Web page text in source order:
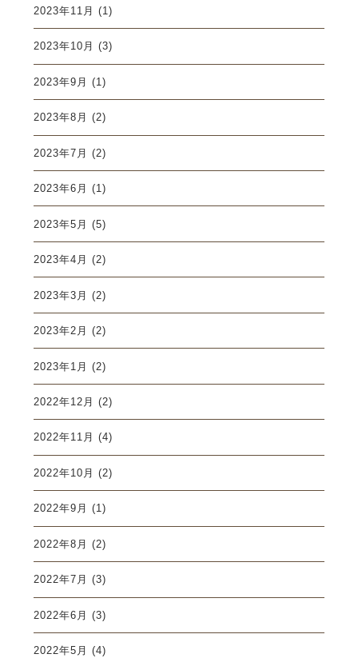
2023年11月 (1)
2023年10月 (3)
2023年9月 (1)
2023年8月 (2)
2023年7月 (2)
2023年6月 (1)
2023年5月 (5)
2023年4月 (2)
2023年3月 (2)
2023年2月 (2)
2023年1月 (2)
2022年12月 (2)
2022年11月 (4)
2022年10月 (2)
2022年9月 (1)
2022年8月 (2)
2022年7月 (3)
2022年6月 (3)
2022年5月 (4)